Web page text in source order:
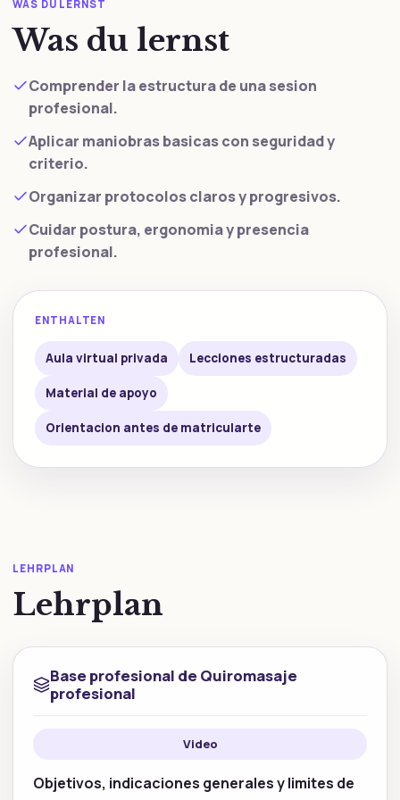
WAS DU LERNST
Was du lernst
Comprender la estructura de una sesion
profesional.
Aplicar maniobras basicas con seguridad y
criterio.
Organizar protocolos claros y progresivos.
Cuidar postura, ergonomia y presencia
profesional.
ENTHALTEN
Aula virtual privada Lecciones estructuradas
Material de apoyo
Orientacion antes de matricularte
LEHRPLAN
Lehrplan
Base profesional de Quiromasaje
profesional
Video
Objetivos, indicaciones generales y limites de